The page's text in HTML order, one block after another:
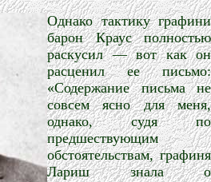
Однако тактику графини
барон Краус полностью
раскусил — вот как он
расценил ее письмо:
«Содержание письма не
совсем ясно для меня,
однако, судя по
предшествующим
обстоятельствам, графиня
Лариш знала о